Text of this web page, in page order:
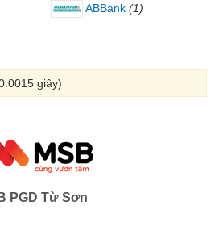
ABBank (1)
giây)
PGD Từ Sơn